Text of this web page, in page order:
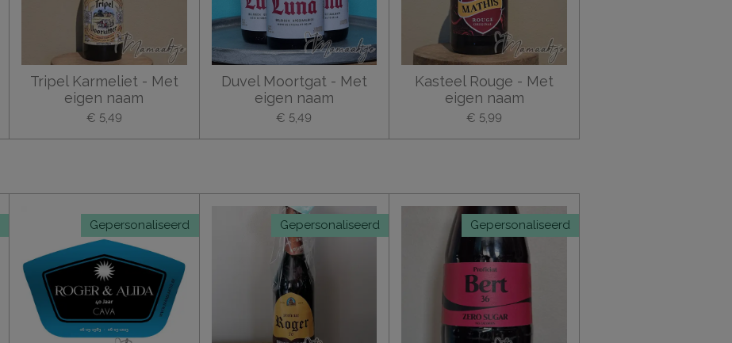
Tripel Karmeliet - Met
eigen naam
€ 5,49
Duvel Moortgat - Met
eigen naam
€ 5,49
Kasteel Rouge - Met
eigen naam
€ 5,99
Gepersonaliseerd Gepersonaliseerd Gepersonaliseerd